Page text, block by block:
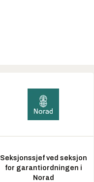
Seksjonssjef ved seksjon
for garantiordningen i
Norad